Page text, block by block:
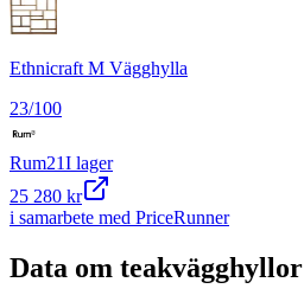
Ethnicraft M Vägghylla
23/100
Rum21I lager
25 280 kr
i samarbete med PriceRunner
Data om teakvägghyllor